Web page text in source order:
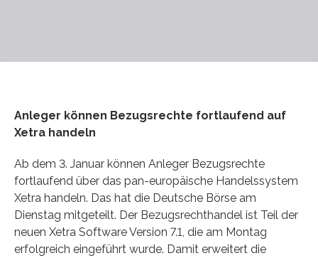
Anleger können Bezugsrechte fortlaufend auf
Xetra handeln
Ab dem 3. Januar können Anleger Bezugsrechte
fortlaufend über das pan-europäische Handelssystem
Xetra handeln. Das hat die Deutsche Börse am
Dienstag mitgeteilt. Der Bezugsrechthandel ist Teil der
neuen Xetra Software Version 7.1, die am Montag
erfolgreich eingeführt wurde. Damit erweitert die